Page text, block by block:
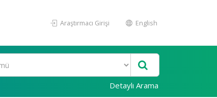
Araştırmacı Girişi English
Detaylı Arama